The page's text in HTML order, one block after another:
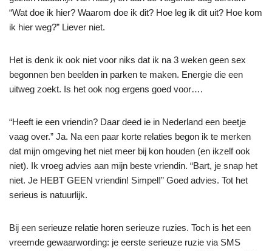
“Wat doe ik hier? Waarom doe ik dit? Hoe leg ik dit uit? Hoe kom
ik hier weg?” Liever niet.
Het is denk ik ook niet voor niks dat ik na 3 weken geen sex
begonnen ben beelden in parken te maken. Energie die een
uitweg zoekt. Is het ook nog ergens goed voor….
“Heeft ie een vriendin? Daar deed ie in Nederland een beetje
vaag over.” Ja. Na een paar korte relaties begon ik te merken
dat mijn omgeving het niet meer bij kon houden (en ikzelf ook
niet). Ik vroeg advies aan mijn beste vriendin. “Bart, je snap het
niet. Je HEBT GEEN vriendin! Simpel!” Goed advies. Tot het
serieus is natuurlijk.
Bij een serieuze relatie horen serieuze ruzies. Toch is het een
vreemde gewaarwording: je eerste serieuze ruzie via SMS